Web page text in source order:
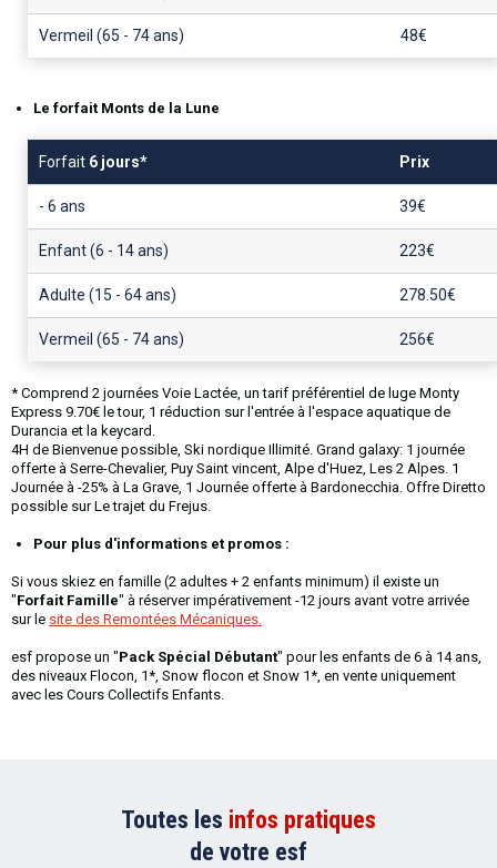
pour les petits
niveau flèche de bronze
Cours privés
Ski ou Snowboard
Mountain Wintercamp
Les aventures neiges
Tous niveaux
Mountain Wintercamp
Les Collectifs "autrement"
découverte nature
En cours privés
avec un moniteur privé
Escape Game
Secours en avalanche
Les TRACES ESF
Itinéraires rando balisés
Expériences Inédites
défier le chrono
clubesf
Club ESF / Team esf / Team Montgenèvre
Escape Game
Family Challenge
Vermeil (65 - 74 ans) 48€
Le forfait Monts de la Lune
Forfait 6 jours* Prix
- 6 ans 39€
Enfant (6 - 14 ans) 223€
Adulte (15 - 64 ans) 278.50€
Vermeil (65 - 74 ans) 256€
* Comprend 2 journées Voie Lactée, un tarif préférentiel de luge Monty
Express 9.70€ le tour, 1 réduction sur l'entrée à l'espace aquatique de
Durancia et la keycard.
4H de Bienvenue possible, Ski nordique Illimité. Grand galaxy: 1 journée
offerte à Serre-Chevalier, Puy Saint vincent, Alpe d'Huez, Les 2 Alpes. 1
Journée à -25% à La Grave, 1 Journée offerte à Bardonecchia. Offre Diretto
possible sur Le trajet du Frejus.
Pour plus d'informations et promos :
Si vous skiez en famille (2 adultes + 2 enfants minimum) il existe un
"Forfait Famille" à réserver impérativement -12 jours avant votre arrivée
sur le site des Remontées Mécaniques.
esf propose un "Pack Spécial Débutant" pour les enfants de 6 à 14 ans,
des niveaux Flocon, 1*, Snow flocon et Snow 1*, en vente uniquement
avec les Cours Collectifs Enfants.
Toutes les infos pratiques
de votre esf